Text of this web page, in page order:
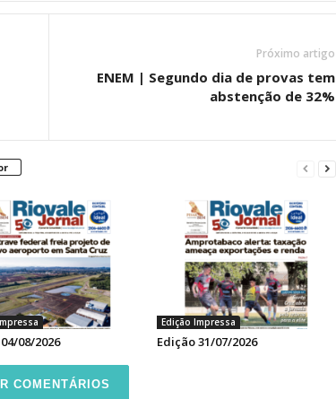
Próximo artigo
ENEM | Segundo dia de provas tem
abstenção de 32%
08/2026
Edição Impressa
Edição 31/07/2026
COMENTÁRIOS